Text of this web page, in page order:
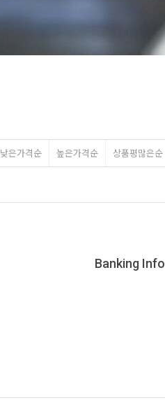
낮은가격순 높은가격순 상품평많은순
Banking Info